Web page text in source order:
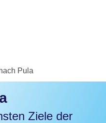
Pula
Ziele der